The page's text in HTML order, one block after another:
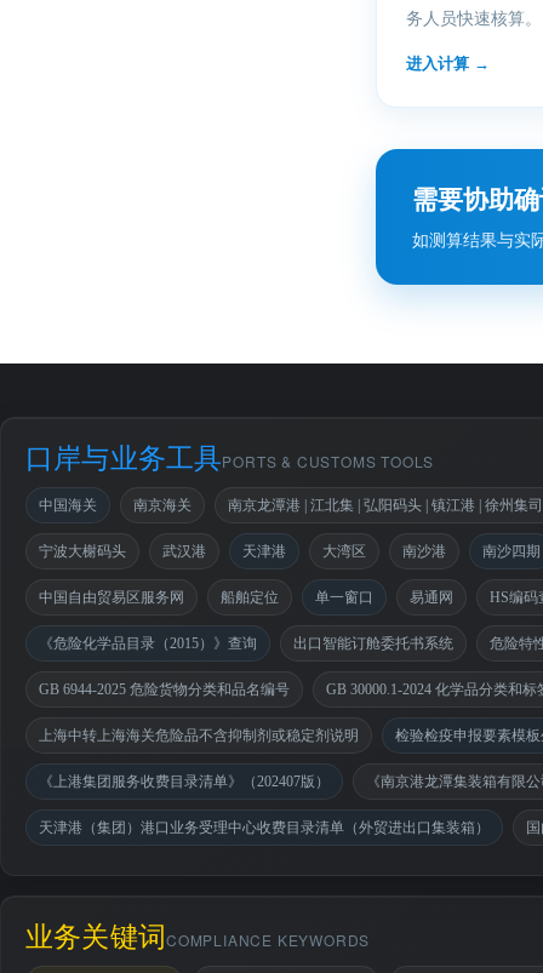
务人员快速核算。
进入计算 →
需要协助
如测算结果与实
口岸与业务工具PORTS & CUSTOMS TOOLS
中国海关 南京海关 南京龙潭港 | 江北集 | 弘阳码头 | 镇江港 | 徐州集
宁波大榭码头 武汉港 天津港 大湾区 南沙港 南沙四期
中国自由贸易区服务网 船舶定位 单一窗口 易通网 HS编码
《危险化学品目录（2015）》查询 出口智能订舱委托书系统 危险特
GB 6944-2025 危险货物分类和品名编号 GB 30000.1-2024 化学品分类和
上海中转上海海关危险品不含抑制剂或稳定剂说明 检验检疫申报要素模
《上港集团服务收费目录清单》（202407版） 《南京港龙潭集装箱有限
天津港（集团）港口业务受理中心收费目录清单（外贸进出口集装箱）
业务关键词COMPLIANCE KEYWORDS